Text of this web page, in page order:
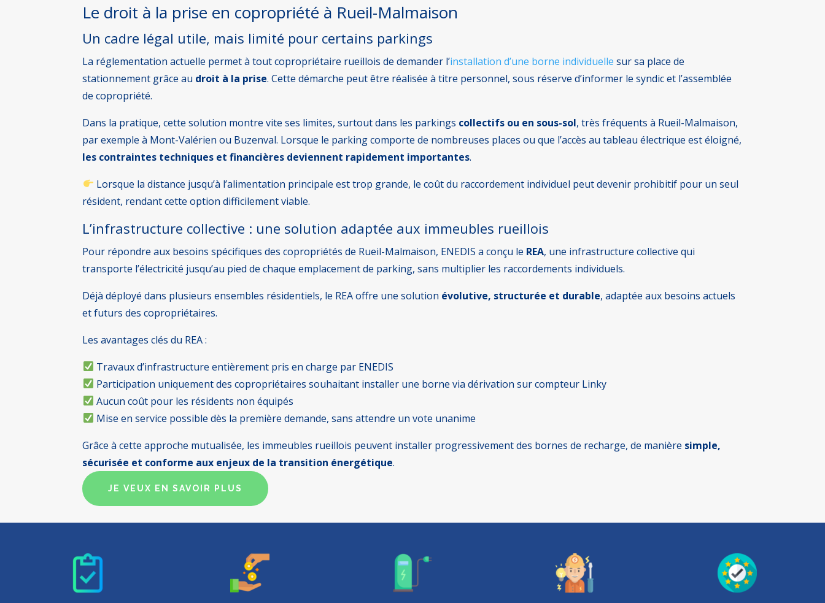
Le droit à la prise en copropriété à Rueil-Malmaison
Un cadre légal utile, mais limité pour certains parkings
La réglementation actuelle permet à tout copropriétaire rueillois de demander l’installation d’une borne individuelle sur sa place de
stationnement grâce au droit à la prise. Cette démarche peut être réalisée à titre personnel, sous réserve d’informer le syndic et l’assemblée
de copropriété.
Dans la pratique, cette solution montre vite ses limites, surtout dans les parkings collectifs ou en sous-sol, très fréquents à Rueil-Malmaison,
par exemple à Mont-Valérien ou Buzenval. Lorsque le parking comporte de nombreuses places ou que l’accès au tableau électrique est éloigné,
les contraintes techniques et financières deviennent rapidement importantes.
Lorsque la distance jusqu’à l’alimentation principale est trop grande, le coût du raccordement individuel peut devenir prohibitif pour un seul
résident, rendant cette option difficilement viable.
L’infrastructure collective : une solution adaptée aux immeubles rueillois
Pour répondre aux besoins spécifiques des copropriétés de Rueil-Malmaison, ENEDIS a conçu le REA, une infrastructure collective qui
transporte l’électricité jusqu’au pied de chaque emplacement de parking, sans multiplier les raccordements individuels.
Déjà déployé dans plusieurs ensembles résidentiels, le REA offre une solution évolutive, structurée et durable, adaptée aux besoins actuels
et futurs des copropriétaires.
Les avantages clés du REA :
Travaux d’infrastructure entièrement pris en charge par ENEDIS
Participation uniquement des copropriétaires souhaitant installer une borne via dérivation sur compteur Linky
Aucun coût pour les résidents non équipés
Mise en service possible dès la première demande, sans attendre un vote unanime
Grâce à cette approche mutualisée, les immeubles rueillois peuvent installer progressivement des bornes de recharge, de manière simple,
sécurisée et conforme aux enjeux de la transition énergétique.
JE VEUX EN SAVOIR PLUS